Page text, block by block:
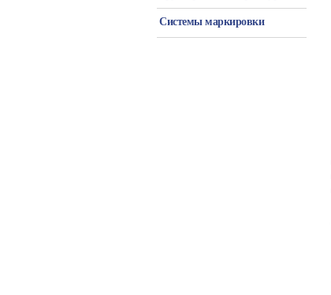
Системы маркировки